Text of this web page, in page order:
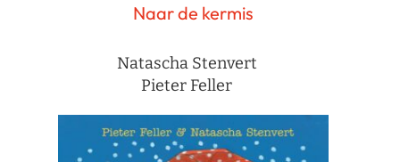
Naar de kermis
Natascha Stenvert
Pieter Feller